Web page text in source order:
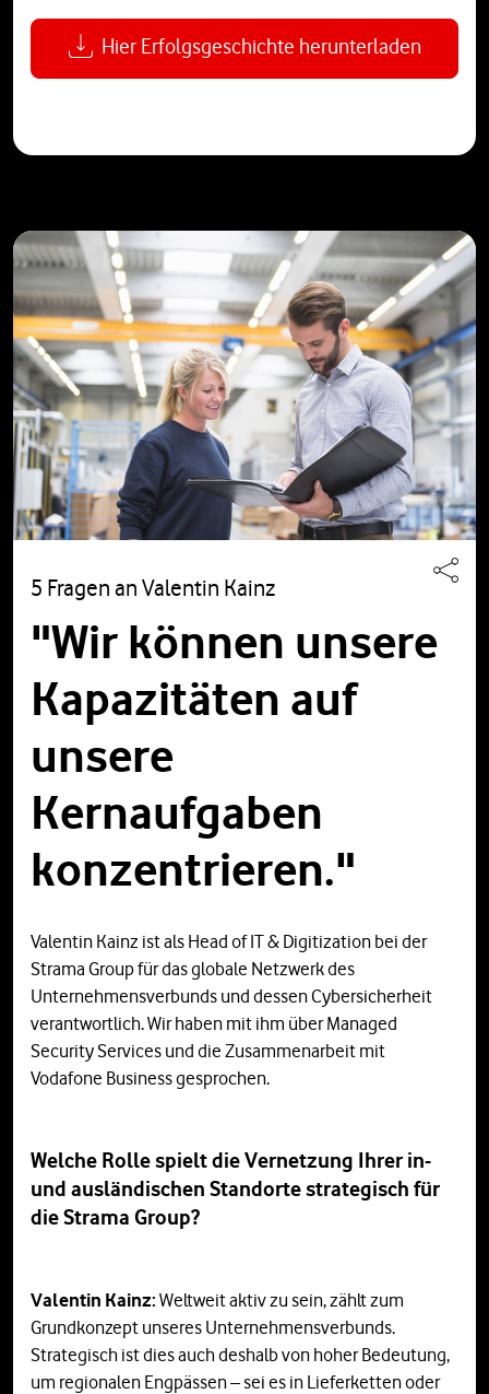
Hier Erfolgsgeschichte herunterladen
5 Fragen an Valentin Kainz
"Wir können unsere
Kapazitäten auf
unsere
Kernaufgaben
konzentrieren."
Valentin Kainz ist als Head of IT & Digitization bei der
Strama Group für das globale Netzwerk des
Unternehmensverbunds und dessen Cybersicherheit
verantwortlich. Wir haben mit ihm über Managed
Security Services und die Zusammenarbeit mit
Vodafone Business gesprochen.
Welche Rolle spielt die Vernetzung Ihrer in-
und ausländischen Standorte strategisch für
die Strama Group?
Valentin Kainz: Weltweit aktiv zu sein, zählt zum
Grundkonzept unseres Unternehmensverbunds.
Strategisch ist dies auch deshalb von hoher Bedeutung,
um regionalen Engpässen – sei es in Lieferketten oder